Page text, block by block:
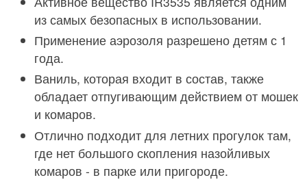
из самых безопасных в использовании.
Применение аэрозоля разрешено детям с 1
года.
Ваниль, которая входит в состав, также
обладает отпугивающим действием от мошек
и комаров.
Отлично подходит для летних прогулок там,
где нет большого скопления назойливых
комаров - в парке или пригороде.